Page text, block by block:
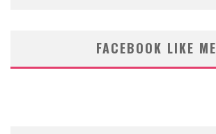
FACEBOOK LIKE ME